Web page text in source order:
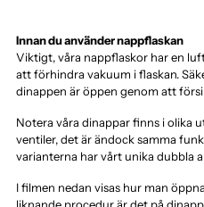
Innan du använder nappflaskan
Viktigt, våra nappflaskor har en
att förhindra vakuum i flaskan.
dinappen är öppen genom att
Notera våra dinappar finns i olika
ventiler, det är ändock samma
varianterna har vårt unika dubbla
I filmen nedan visas hur man
liknande procedur är det på